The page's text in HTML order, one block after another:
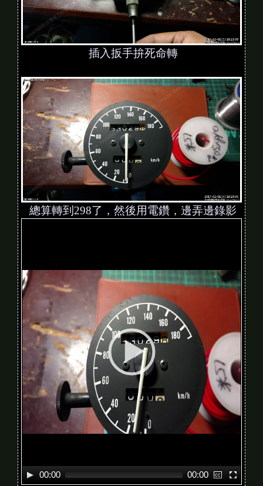
插入扳手拚死命轉
總算轉到298了，然後用電鑽，邊弄邊錄影
P
l
a
y
e
r
00:00 00:00